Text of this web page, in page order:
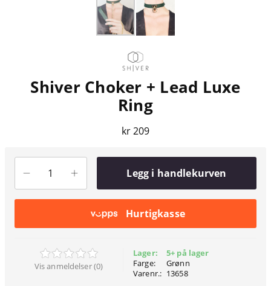
Shiver Choker + Lead Luxe
Ring
kr 209
Legg i handlekurven
Hurtigkasse
Vis anmeldelser (0)
Lager:
Farge:
Varenr.:
5+ på lager
Grønn
13658